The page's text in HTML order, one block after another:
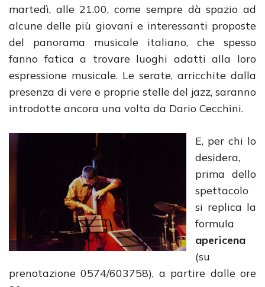
martedì, alle 21.00, come sempre dà spazio ad
alcune delle più giovani e interessanti proposte
del panorama musicale italiano, che spesso
fanno fatica a trovare luoghi adatti alla loro
espressione musicale. Le serate, arricchite dalla
presenza di vere e proprie stelle del jazz, saranno
introdotte ancora una volta da Dario Cecchini.
E, per chi lo
desidera,
prima dello
spettacolo
si replica la
formula
apericena
(su
prenotazione 0574/603758), a partire dalle ore